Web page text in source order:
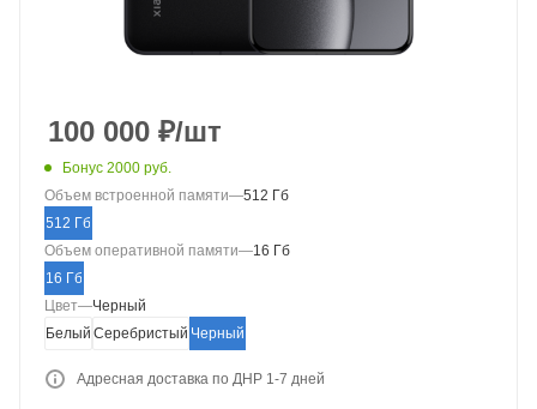
100 000 ₽/шт
Бонус 2000 руб.
Объем встроенной памяти—512 Гб
512 Гб
Объем оперативной памяти—16 Гб
16 Гб
Цвет—Черный
Белый Серебристый Черный
Адресная доставка по ДНР 1-7 дней